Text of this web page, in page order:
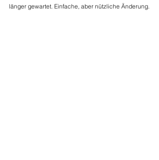
länger gewartet. Einfache, aber nützliche Änderung.